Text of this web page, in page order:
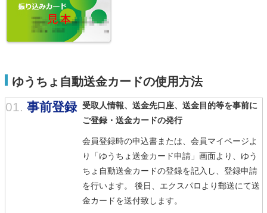
ゆうちょ自動送金カードの使用方法
01. 事前登録 受取人情報、送金先口座、送金目的等を事前に
ご登録・送金カードの発行
会員登録時の申込書または、会員マイページよ
り「ゆうちょ送金カード申請」画面より、ゆう
ちょ自動送金カードの登録を記入し、登録申請
を行います。 後日、エクスパロより郵送にて送
金カードを送付致します。